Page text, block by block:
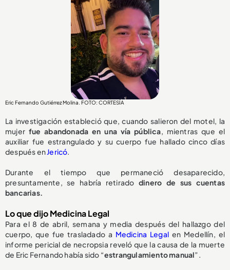
Eric Fernando Gutiérrez Molina. FOTO: CORTESÍA
La investigación estableció que, cuando salieron del motel, la
mujer fue abandonada en una vía pública, mientras que el
auxiliar fue estrangulado y su cuerpo fue hallado cinco días
después enJericó.
Durante el tiempo que permaneció desaparecido,
presuntamente, se habría retirado dinero de sus cuentas
bancarias.
Lo que dijo Medicina Legal
Para el 8 de abril, semana y media después del hallazgo del
cuerpo, que fue trasladado a Medicina Legal en Medellín, el
informe pericial de necropsia reveló que la causa de la muerte
de Eric Fernando había sido “estrangulamiento manual”.